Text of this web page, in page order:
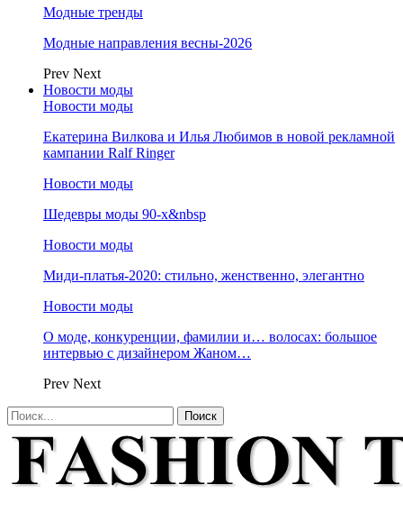
Модные тренды
Модные направления весны-2026
Prev Next
Новости моды
Новости моды
Екатерина Вилкова и Илья Любимов в новой рекламной
кампании Ralf Ringer
Новости моды
Шедевры моды 90-х&nbsp
Новости моды
Миди-платья-2020: стильно, женственно, элегантно
Новости моды
О моде, конкуренции, фамилии и… волосах: большое
интервью с дизайнером Жаном…
Prev Next